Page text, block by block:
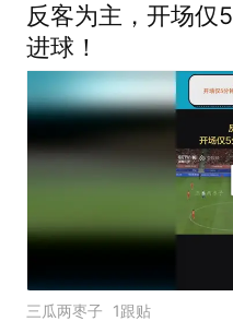
反客为主，开场仅
进球！
三瓜两枣子 1跟贴